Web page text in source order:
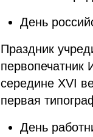
День
Праздник
первопечатник
середине XVI
первая
День